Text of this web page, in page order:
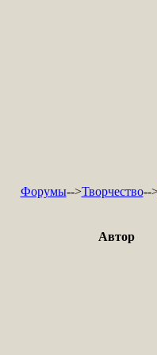
Форумы-->Творчество--
Автор